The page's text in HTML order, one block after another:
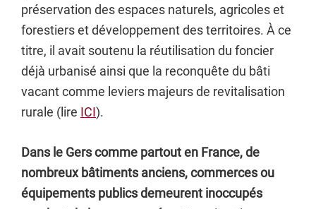
préservation des espaces naturels, agricoles et
forestiers et développement des territoires. À ce
titre, il avait soutenu la réutilisation du foncier
déjà urbanisé ainsi que la reconquête du bâti
vacant comme leviers majeurs de revitalisation
rurale (lire ICI).
Dans le Gers comme partout en France, de
nombreux bâtiments anciens, commerces ou
équipements publics demeurent inoccupés